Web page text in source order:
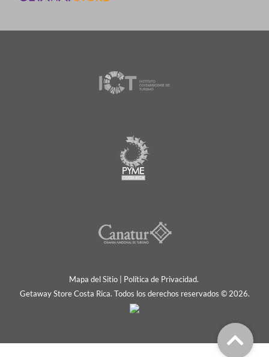
Mapa del Sitio| Política de Privacidad.
Getaway Store Costa Rica. Todos los derechos reservados © 2026.